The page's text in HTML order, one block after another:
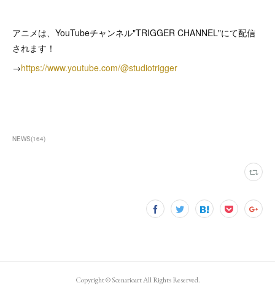
アニメは、YouTubeチャンネル"TRIGGER CHANNEL"にて配信
されます！
→https://www.youtube.com/@studiotrigger
NEWS(164)
Copyright ©︎ Scenarioart All Rights Reserved.